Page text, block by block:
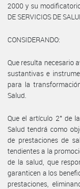
2000 y su
DE SERVICIOS DE
CONSIDERANDO:
Que resulta necesario
sustantivas e
para la
Salud.
Que el artículo 2° de
Salud tendrá como
de prestaciones de
tendientes a la
de la salud, que
garanticen a los
prestaciones,